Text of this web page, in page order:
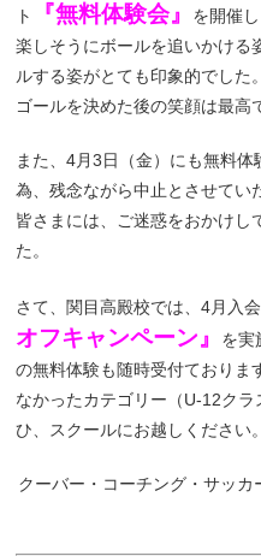
ト
『無料体験会』
を開催し
楽しそうにボールを追いかける
ルする姿がとても印象的でした。
ゴールを決めた後の笑顔は最高
また、4月3日（金）にも無料
為、残念ながら中止とさせてい
皆さまには、ご迷惑をおかけし
た。
さて、関目高殿校では、4月入会
オフキャンペーン』
を実
の無料体験も随時受付ておりま
なかったカテゴリー（U-12ク
ひ、スクールにお越しください。
クーバー・コーチング・サッ